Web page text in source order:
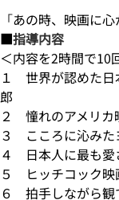
「あの時、映画に心
■指導内容
＜内容を2時間で10
１ 世界が認めた
郎
２ 憧れのアメリカ
３ こころに沁みた
４ 日本人に最も愛
５ ヒッチコック映
６ 拍手しながら観